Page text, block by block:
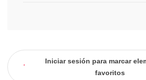
Iniciar sesión para marcar
favoritos